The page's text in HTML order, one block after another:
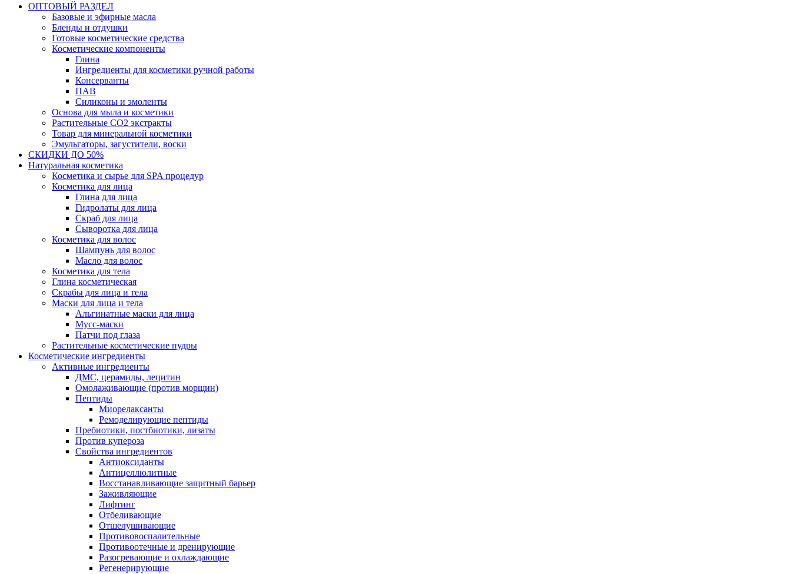
ОПТОВЫЙ РАЗДЕЛ
Базовые и эфирные масла
Бленды и отдушки
Готовые косметические средства
Косметические компоненты
Глина
Ингредиенты для косметики ручной работы
Консерванты
ПАВ
Силиконы и эмоленты
Основа для мыла и косметики
Растительные СО2 экстракты
Товар для минеральной косметики
Эмульгаторы, загустители, воски
СКИДКИ ДО 50%
Натуральная косметика
Косметика и сырье для SPA процедур
Косметика для лица
Глина для лица
Гидролаты для лица
Скраб для лица
Сыворотка для лица
Косметика для волос
Шампунь для волос
Масло для волос
Косметика для тела
Глина косметическая
Скрабы для лица и тела
Маски для лица и тела
Альгинатные маски для лица
Мусс-маски
Патчи под глаза
Растительные косметические пудры
Косметические ингредиенты
Активные ингредиенты
ДМС, церамиды, лецитин
Омолаживающие (против морщин)
Пептиды
Миорелаксанты
Ремоделирующие пептиды
Пребиотики, постбиотики, лизаты
Против купероза
Свойства ингредиентов
Антиоксиданты
Антицеллюлитные
Восстанавливающие защитный барьер
Заживляющие
Лифтинг
Отбеливающие
Отшелушивающие
Противовоспалительные
Противоотечные и дренирующие
Разогревающие и охлаждающие
Регенерирующие